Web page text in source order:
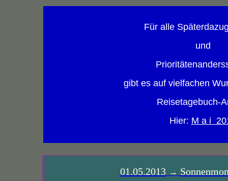
Für alle
und
gibt es auf vielfachen
Reisetagebuch-
Hier: M a i
01.05.2013 →